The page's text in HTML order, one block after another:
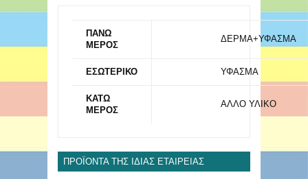
ΠΑΝΩ
ΜΕΡΟΣ
ΔΕΡΜΑ+ΥΦΑΣΜΑ
ΕΣΩΤΕΡΙΚΟ ΥΦΑΣΜΑ
ΚΑΤΩ
ΜΕΡΟΣ
ΑΛΛΟ ΥΛΙΚΟ
ΠΡΟΪΌΝΤΑ ΤΗΣ ΊΔΙΑΣ ΕΤΑΙΡΕΊΑΣ